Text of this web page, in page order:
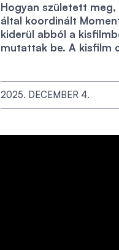
Hogyan született
által koordinált
kiderül abból a
mutattak be. A kisfilm
2025. DECEMBER 4.